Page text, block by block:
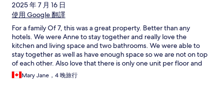
2025 年 7 月 16 日
使用 Google 翻譯
For a family Of 7, this was a great property. Better than any
hotels. We were Anne to stay together and really love the
kitchen and living space and two bathrooms. We were able to
stay together as well as have enough space so we are not on top
of each other. Also love that there is only one unit per floor and
you use a code instead of a key. The toilet paper and garbage
bags, towel etc were also well- stocked. We really enjoyed our
Mary Jane，4 晚旅行